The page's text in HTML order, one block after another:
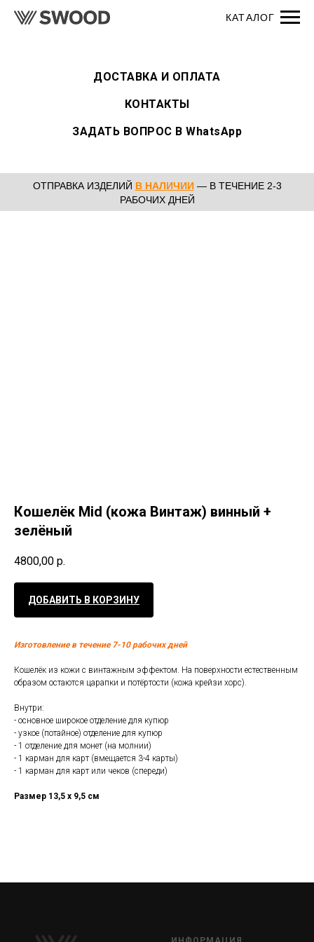
ДОСТАВКА И ОПЛАТА
КОНТАКТЫ
ЗАДАТЬ ВОПРОС В WhatsApp
ОТПРАВКА ИЗДЕЛИЙ В НАЛИЧИИ— В ТЕЧЕНИЕ 2-3
РАБОЧИХ ДНЕЙ
Кошелёк Mid (кожа Винтаж) винный +
зелёный
4800,00 р.
ДОБАВИТЬ В КОРЗИНУ
Изготовление в течение 7-10 рабочих дней
Кошелёк из кожи с винтажным эффектом. На поверхности естественным
образом остаются царапки и потёртости (кожа крейзи хорс).
Внутри:
- основное широкое отделение для купюр
- узкое (потайное) отделение для купюр
- 1 отделение для монет (на молнии)
- 1 карман для карт (вмещается 3-4 карты)
- 1 карман для карт или чеков (спереди)
Размер 13,5 х 9,5 см